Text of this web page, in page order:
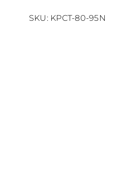
cierre
SKU: KPCT-80-95N